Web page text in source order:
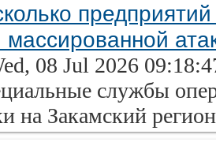
массированной
08 Jul 2026
службы
на Закамский